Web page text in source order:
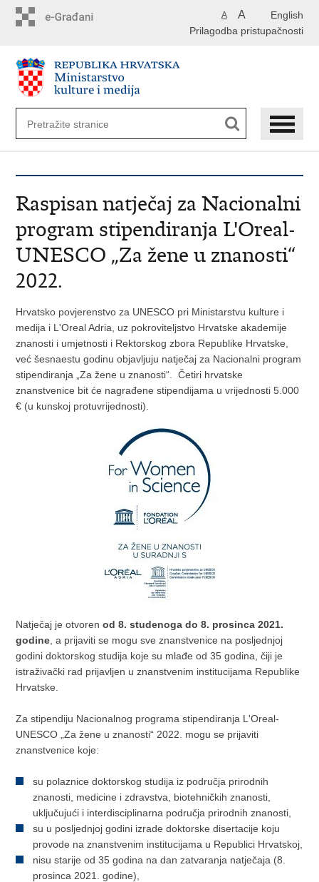
English
A A
Prilagodba pristupačnosti
Raspisan natječaj za Nacionalni
program stipendiranja L'Oreal-
UNESCO „Za žene u znanosti“
2022.
Hrvatsko povjerenstvo za UNESCO pri Ministarstvu kulture i
medija i L'Oreal Adria, uz pokroviteljstvo Hrvatske akademije
znanosti i umjetnosti i Rektorskog zbora Republike Hrvatske,
već šesnaestu godinu objavljuju natječaj za Nacionalni program
stipendiranja „Za žene u znanosti“. Četiri hrvatske
znanstvenice bit će nagrađene stipendijama u vrijednosti 5.000
€ (u kunskoj protuvrijednosti).
Natječaj je otvorenod 8. studenoga do 8. prosinca 2021.
godine , a prijaviti se mogu sve znanstvenice na posljednjoj
godini doktorskog studija koje su mlađe od 35 godina, čiji je
istraživački rad prijavljen u znanstvenim institucijama Republike
Hrvatske.
Za stipendiju Nacionalnog programa stipendiranja L'Oreal-
UNESCO „Za žene u znanosti“ 2022. mogu se prijaviti
znanstvenice koje:
su polaznice doktorskog studija iz područja prirodnih
znanosti, medicine i zdravstva, biotehničkih znanosti,
uključujući i interdisciplinarna područja prirodnih znanosti,
su u posljednjoj godini izrade doktorske disertacije koju
provode na znanstvenim institucijama u Republici Hrvatskoj,
nisu starije od 35 godina na dan zatvaranja natječaja (8.
prosinca 2021. godine),